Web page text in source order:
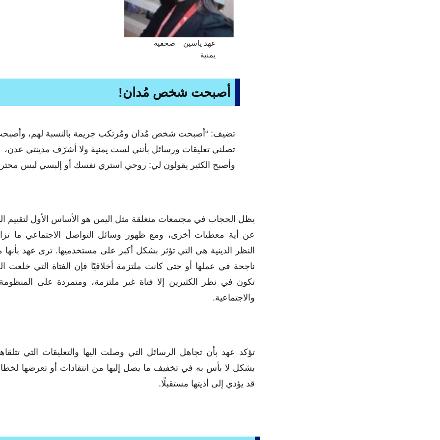
عهد ياسين – صحفية
يمنية
أصبحت شخص مُدان!
تضيف: “أصبحت شخص مُدان ومُرتكب جريمة بالنسبة لهم،
تصلني تعليقات ورسائل بأنني لست يمنية ولا أشرّف مدينتي عدن،
وأصبح الكثير يقولون لي: روحي استري نفسك أو إلبسي لبس
يظل الحجاب في مجتمعات منغلقة مثل اليمن هو الأساس الأول لتقييم
عن أية معطيات أخرى، ومع ظهور وسائل التواصل الاجتماعي ما
النظر الدينية هي التي تؤثر بشكل أكبر على مستخدميها. ترى عهد بأنها
ناجحة في عملها أو حتى كانت ملتزمة أخلاقيًا فإن الفتاة التي خلعت
تكون في نظر الكثيرين إلا فتاة غير ملتزمة، ومتمردة على المنظومة
والاجتماعية.
تؤكد عهد بأن تجاهل الرسائل التي وصلت اليها والتعليقات التي
بشكل لا بأس به في تخفيف ما يصل إليها من انتقادات أو تعرضها
قد يؤدي إلى أذيتها مستقبلًا.